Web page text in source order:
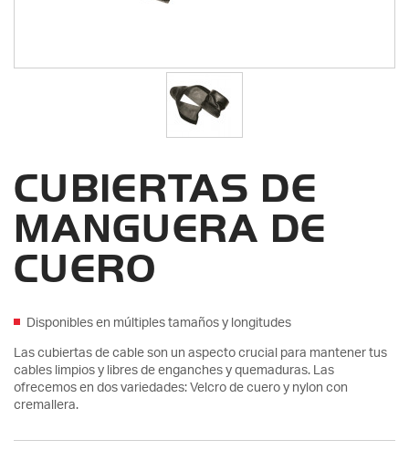
CUBIERTAS DE
MANGUERA DE
CUERO
Disponibles en múltiples tamaños y longitudes
Las cubiertas de cable son un aspecto crucial para mantener tus
cables limpios y libres de enganches y quemaduras. Las
ofrecemos en dos variedades: Velcro de cuero y nylon con
cremallera.